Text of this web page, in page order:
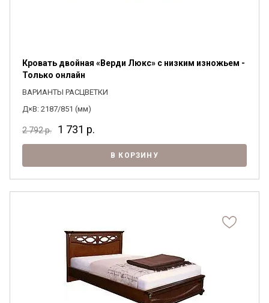
Кровать двойная «Верди Люкс» с низким изножьем -
Только онлайн
ВАРИАНТЫ РАСЦВЕТКИ
Д×В: 2187/851 (мм)
2 792р. 1 731 р.
В КОРЗИНУ